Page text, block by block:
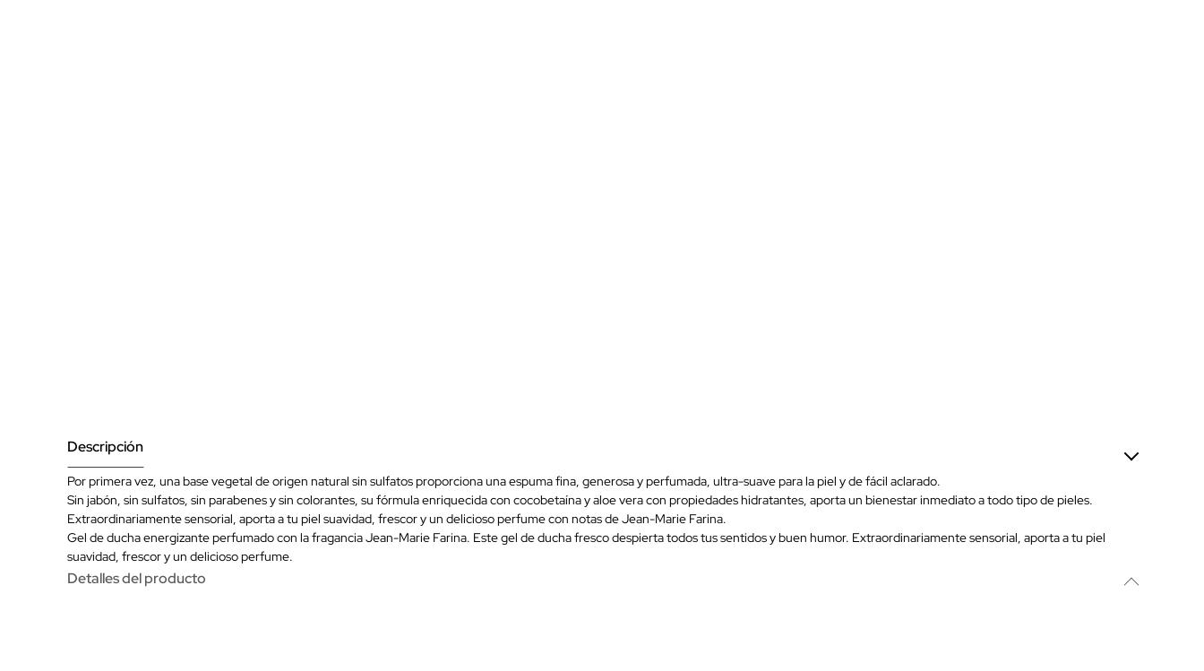
Descripción
Por primera vez, una base vegetal de origen natural sin sulfatos proporciona una espuma fina, generosa y perfumada, ultra-suave para la piel y de fácil aclarado.
Sin jabón, sin sulfatos, sin parabenes y sin colorantes, su fórmula enriquecida con cocobetaína y aloe vera con propiedades hidratantes, aporta un bienestar inmediato a todo tipo de pieles.
Extraordinariamente sensorial, aporta a tu piel suavidad, frescor y un delicioso perfume con notas de Jean-Marie Farina.
Gel de ducha energizante perfumado con la fragancia Jean-Marie Farina. Este gel de ducha fresco despierta todos tus sentidos y buen humor. Extraordinariamente sensorial, aporta a tu piel
suavidad, frescor y un delicioso perfume.
Detalles del producto